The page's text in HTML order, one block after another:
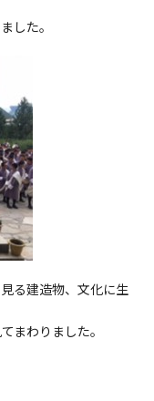
した。
る建造物、文化に生
まわりました。